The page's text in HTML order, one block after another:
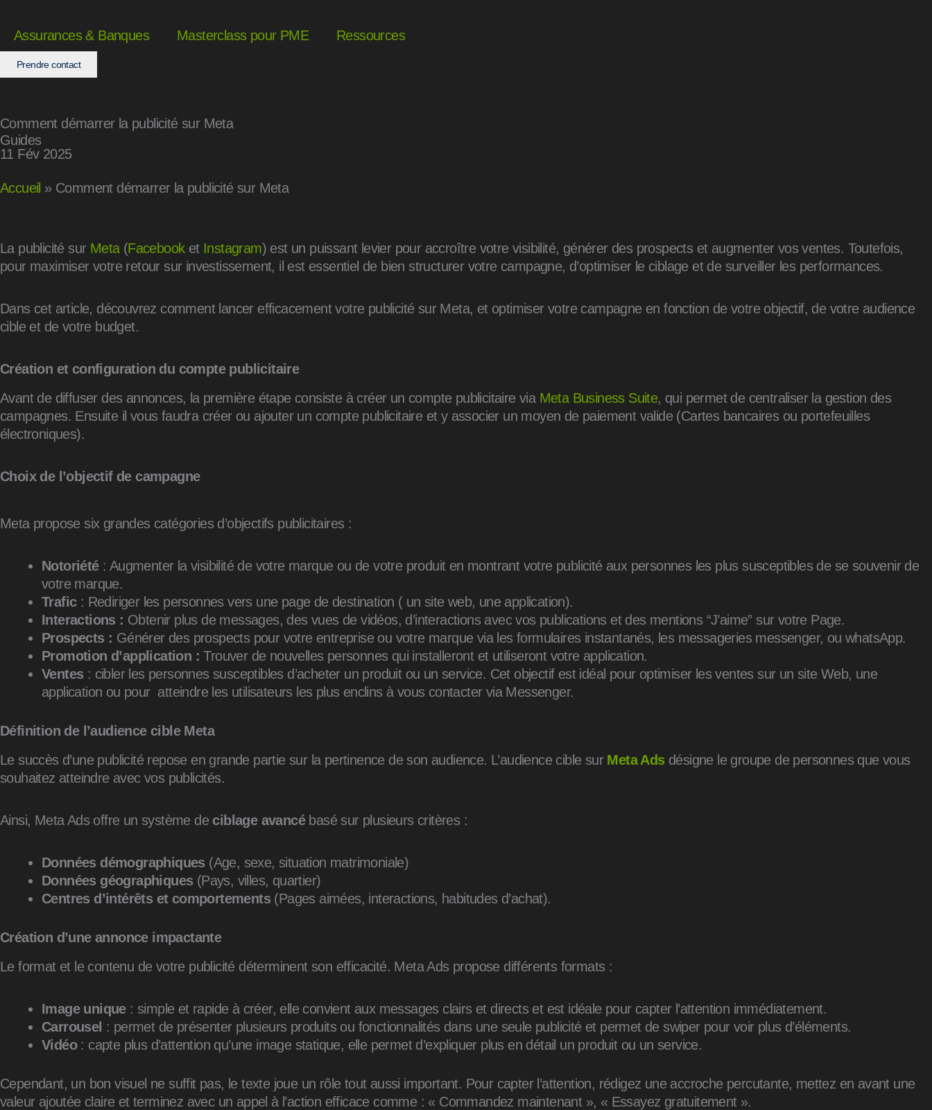
contenu
Assurances & Banques Masterclass pour PME Ressources
Prendre contact
Comment démarrer la publicité sur Meta
Guides
11 Fév 2025
Accueil » Comment démarrer la publicité sur Meta
La publicité sur Meta (Facebooket Instagram) est un puissant levier pour accroître votre visibilité, générer des prospects et augmenter vos ventes. Toutefois,
pour maximiser votre retour sur investissement, il est essentiel de bien structurer votre campagne, d’optimiser le ciblage et de surveiller les performances.
Dans cet article, découvrez comment lancer efficacement votre publicité sur Meta, et optimiser votre campagne en fonction de votre objectif, de votre audience
cible et de votre budget.
Création et configuration du compte publicitaire
Avant de diffuser des annonces, la première étape consiste à créer un compte publicitaire via Meta Business Suite, qui permet de centraliser la gestion des
campagnes. Ensuite il vous faudra créer ou ajouter un compte publicitaire et y associer un moyen de paiement valide (Cartes bancaires ou portefeuilles
électroniques).
Choix de l’objectif de campagne
Meta propose six grandes catégories d’objectifs publicitaires :
Notoriété: Augmenter la visibilité de votre marque ou de votre produit en montrant votre publicité aux personnes les plus susceptibles de se souvenir de
votre marque.
Trafic: Rediriger les personnes vers une page de destination ( un site web, une application).
Interactions : Obtenir plus de messages, des vues de vidéos, d’interactions avec vos publications et des mentions “J’aime” sur votre Page.
Prospects : Générer des prospects pour votre entreprise ou votre marque via les formulaires instantanés, les messageries messenger, ou whatsApp.
Promotion d’application :Trouver de nouvelles personnes qui installeront et utiliseront votre application.
Ventes: cibler les personnes susceptibles d’acheter un produit ou un service. Cet objectif est idéal pour optimiser les ventes sur un site Web, une
application ou pour atteindre les utilisateurs les plus enclins à vous contacter via Messenger.
Définition de l’audience cible Meta
Le succès d’une publicité repose en grande partie sur la pertinence de son audience. L’audience cible sur Meta Adsdésigne le groupe de personnes que vous
souhaitez atteindre avec vos publicités.
Ainsi, Meta Ads offre un système de ciblage avancébasé sur plusieurs critères :
Données démographiques(Age, sexe, situation matrimoniale)
Données géographiques(Pays, villes, quartier)
Centres d’intérêts et comportements(Pages aimées, interactions, habitudes d’achat).
Création d’une annonce impactante
Le format et le contenu de votre publicité déterminent son efficacité. Meta Ads propose différents formats :
Image unique: simple et rapide à créer, elle convient aux messages clairs et directs et est idéale pour capter l’attention immédiatement.
Carrousel : permet de présenter plusieurs produits ou fonctionnalités dans une seule publicité et permet de swiper pour voir plus d’éléments.
Vidéo: capte plus d’attention qu’une image statique, elle permet d’expliquer plus en détail un produit ou un service.
Cependant, un bon visuel ne suffit pas, le texte joue un rôle tout aussi important. Pour capter l’attention, rédigez une accroche percutante, mettez en avant une
valeur ajoutée claire et terminez avec un appel à l’action efficace comme : « Commandez maintenant », « Essayez gratuitement ».